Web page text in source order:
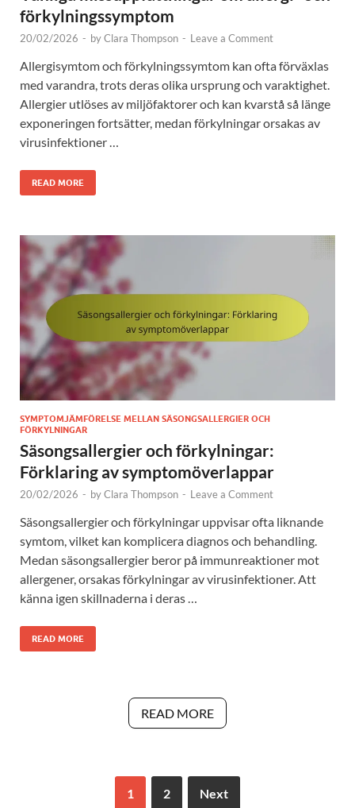
förkylningssymptom
20/02/2026 - byClara Thompson - Leave a Comment
Allergisymtom och förkylningssymtom kan ofta förväxlas
med varandra, trots deras olika ursprung och varaktighet.
Allergier utlöses av miljöfaktorer och kan kvarstå så länge
exponeringen fortsätter, medan förkylningar orsakas av
virusinfektioner …
READ MORE
SYMPTOMJÄMFÖRELSE MELLAN SÄSONGSALLERGIER OCH
FÖRKYLNINGAR
Säsongsallergier och förkylningar:
Förklaring av symptomöverlappar
20/02/2026 - byClara Thompson - Leave a Comment
Säsongsallergier och förkylningar uppvisar ofta liknande
symtom, vilket kan komplicera diagnos och behandling.
Medan säsongsallergier beror på immunreaktioner mot
allergener, orsakas förkylningar av virusinfektioner. Att
känna igen skillnaderna i deras …
READ MORE
READ MORE
1 2 Next